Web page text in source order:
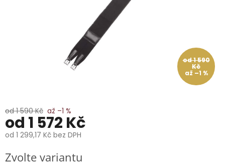
Přihlášení
od 1 590
Kč
až –1 %
od 1 590 Kč až –1 %
od 1 572 Kč
od 1 299,17 Kč bez DPH
cena:
Zvolte variantu